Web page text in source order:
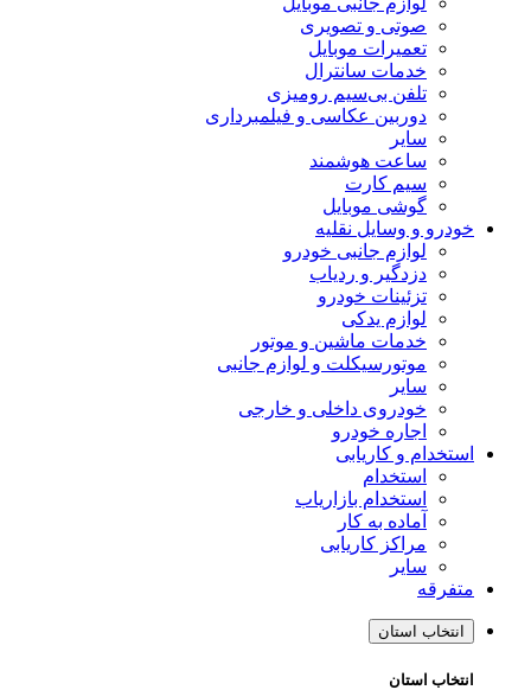
صوتی و تصویری
تعمیرات موبایل
خدمات سانترال
تلفن بی‌سیم رومیزی
دوربین عکاسی و فیلمبرداری
سایر
ساعت هوشمند
سیم کارت
گوشی موبایل
خودرو و وسایل نقلیه
لوازم جانبی خودرو
دزدگیر و ردیاب
تزئینات خودرو
لوازم یدکی
خدمات ماشین و موتور
موتورسیکلت و لوازم جانبی
سایر
خودروی داخلی و خارجی
اجاره خودرو
استخدام و کاریابی
استخدام
استخدام بازاریاب
آماده به کار
مراکز کاریابی
سایر
متفرقه
انتخاب استان
انتخاب استان